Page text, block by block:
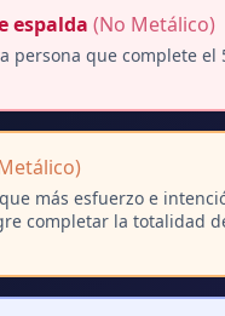
espalda (No Metálico)
persona que complete el
más esfuerzo e
completar la totalidad